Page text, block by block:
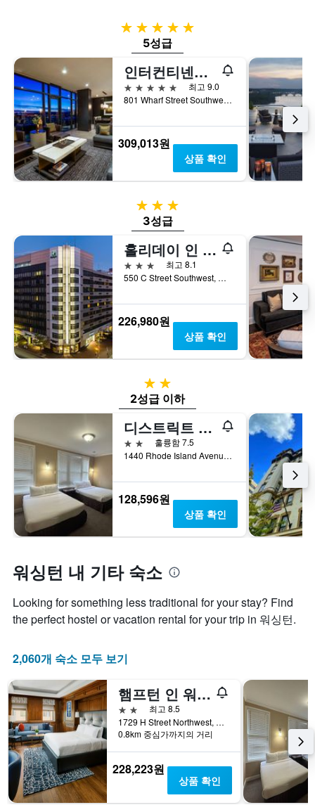
실
의
평
균
요
금
을
표
시
하
의
축
이
있
습
니
다.
균
요
금
을
표
시
하
는
1
개
이
습
니
다.
5성급
5성급
인터컨티넨탈 워싱턴 D.C. - 더 와프 바이 IHG
5성급
최고 9.0
801 Wharf Street Southwest, 워싱턴, DC, 미국
309,013원
상품 확인
3성급
3성급
홀리데이 인 워싱턴 캐피톨 - 내셔널 몰 바이 IHG
3성급
최고 8.1
550 C Street Southwest, 워싱턴, DC, 미국
226,980원
상품 확인
2성급
2성급 이하
디스트릭트 호텔
2성급
훌륭함 7.5
1440 Rhode Island Avenue NW, 워싱턴, DC, 미국
128,596원
상품 확인
워싱턴 내 기타 숙소
Looking for something less traditional for your stay? Find
the perfect hostel or vacation rental for your trip in 워싱턴.
2,060개 숙소 모두 보기
햄프턴 인 워싱턴, DC/화이트 하우스
2성급
최고 8.5
1729 H Street Northwest, 워싱턴, DC, 미국
0.8km 중심가까지의 거리
228,223원
상품 확인